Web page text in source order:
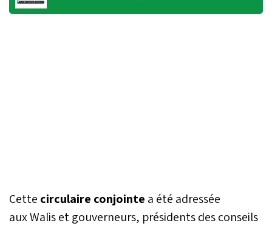
Cette circulaire conjointe a été adressée
aux Walis et gouverneurs, présidents des conseils